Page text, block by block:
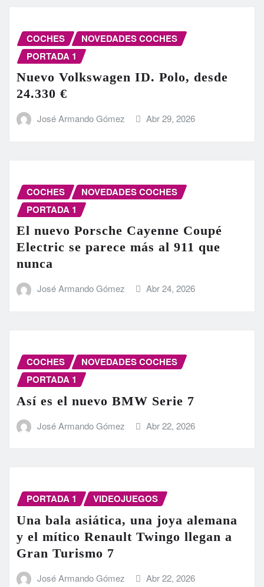
COCHES
NOVEDADES COCHES
PORTADA 1
Nuevo Volkswagen ID. Polo, desde
24.330 €
José Armando Gómez Abr 29, 2026
COCHES
NOVEDADES COCHES
PORTADA 1
El nuevo Porsche Cayenne Coupé
Electric se parece más al 911 que
nunca
José Armando Gómez Abr 24, 2026
COCHES
NOVEDADES COCHES
PORTADA 1
Así es el nuevo BMW Serie 7
José Armando Gómez Abr 22, 2026
PORTADA 1 VIDEOJUEGOS
Una bala asiática, una joya alemana
y el mítico Renault Twingo llegan a
Gran Turismo 7
José Armando Gómez Abr 22, 2026